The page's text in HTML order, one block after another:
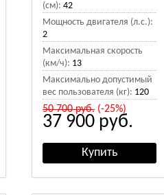
(см): 42
Мощность двигателя (л.с.):
2
Максимальная скорость
(км/ч): 13
Максимально допустимый
вес пользователя (кг): 120
50 700руб.(-25%)
37 900 руб.